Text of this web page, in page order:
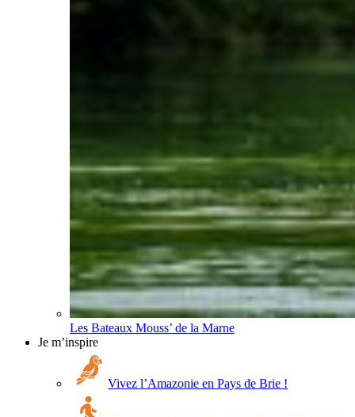
Les Bateaux Mouss’ de la Marne
Je m’inspire
Vivez l’Amazonie en Pays de Brie !